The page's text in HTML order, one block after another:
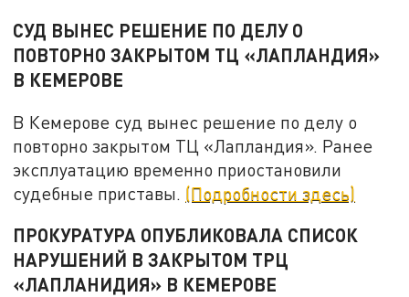
СУД ВЫНЕС РЕШЕНИЕ ПО ДЕЛУ О
ПОВТОРНО ЗАКРЫТОМ ТЦ «ЛАПЛАНДИЯ»
В КЕМЕРОВЕ
В Кемерове суд вынес решение по делу о
повторно закрытом ТЦ «Лапландия». Ранее
эксплуатацию временно приостановили
судебные приставы. (Подробности здесь)
ПРОКУРАТУРА ОПУБЛИКОВАЛА СПИСОК
НАРУШЕНИЙ В ЗАКРЫТОМ ТРЦ
«ЛАПЛАНИДИЯ» В КЕМЕРОВЕ